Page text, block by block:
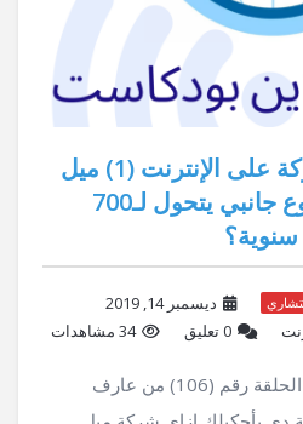
حلقة 106 – شركة على الإنترنت (1) ميل
شيمب – إزاي مشروع جانبي يتحول لـ700
سنوية؟
ديسمبر 14, 2019
‫0 تعليق 34 مشاهدات
اهلا و سهلا بيك في ملخص الحلقة رقم (106) من عارف